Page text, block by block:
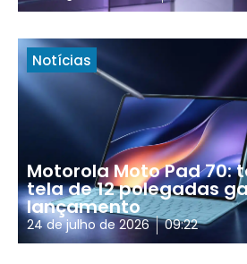
Notícias
Motorola Moto Pad 70:
tela de 12 polegadas
lançamento
24 de julho de 2026 09:22